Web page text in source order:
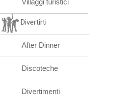
Villaggi turistici
Divertirti
After Dinner
Discoteche
Divertimenti